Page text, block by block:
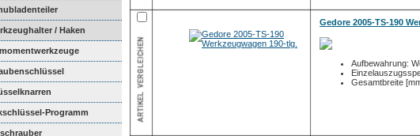
/ Haken
Programm
Gedore 2005-TS-190
Aufbewahrung:
Gesamtbreite